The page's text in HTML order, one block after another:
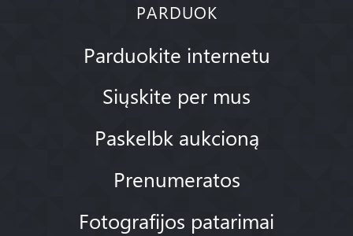
PARDUOK
Parduokite internetu
Siųskite per mus
Paskelbk aukcioną
Prenumeratos
Fotografijos patarimai